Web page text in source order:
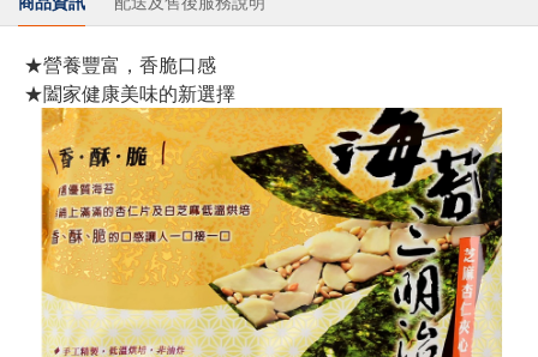
★營養豐富，香脆口感
★闔家健康美味的新選擇